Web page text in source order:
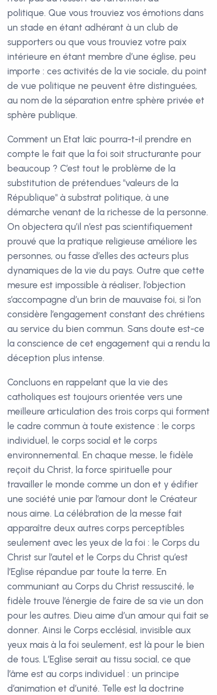
politique. Que vous trouviez vos émotions dans
un stade en étant adhérant à un club de
supporters ou que vous trouviez votre paix
intérieure en étant membre d’une église, peu
importe : ces activités de la vie sociale, du point
de vue politique ne peuvent être distinguées,
au nom de la séparation entre sphère privée et
sphère publique.
Comment un Etat laïc pourra-t-il prendre en
compte le fait que la foi soit structurante pour
beaucoup ? C’est tout le problème de la
substitution de prétendues "valeurs de la
République" à substrat politique, à une
démarche venant de la richesse de la personne.
On objectera qu’il n’est pas scientifiquement
prouvé que la pratique religieuse améliore les
personnes, ou fasse d’elles des acteurs plus
dynamiques de la vie du pays. Outre que cette
mesure est impossible à réaliser, l’objection
s’accompagne d’un brin de mauvaise foi, si l’on
considère l’engagement constant des chrétiens
au service du bien commun. Sans doute est-ce
la conscience de cet engagement qui a rendu la
déception plus intense.
Concluons en rappelant que la vie des
catholiques est toujours orientée vers une
meilleure articulation des trois corps qui forment
le cadre commun à toute existence : le corps
individuel, le corps social et le corps
environnemental. En chaque messe, le fidèle
reçoit du Christ, la force spirituelle pour
travailler le monde comme un don et y édifier
une société unie par l’amour dont le Créateur
nous aime. La célébration de la messe fait
apparaître deux autres corps perceptibles
seulement avec les yeux de la foi : le Corps du
Christ sur l’autel et le Corps du Christ qu’est
l’Eglise répandue par toute la terre. En
communiant au Corps du Christ ressuscité, le
fidèle trouve l’énergie de faire de sa vie un don
pour les autres. Dieu aime d’un amour qui fait se
donner. Ainsi le Corps ecclésial, invisible aux
yeux mais à la foi seulement, est là pour le bien
de tous. L’Eglise serait au tissu social, ce que
l’âme est au corps individuel : un principe
d’animation et d’unité. Telle est la doctrine